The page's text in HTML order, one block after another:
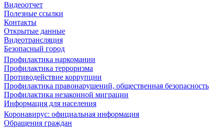
Видеоотчет
Полезные ссылки
Контакты
Открытые данные
Видеотрансляция
Безопасный город
Профилактика наркомании
Профилактика терроризма
Противодействие коррупции
Профилактика правонарушений, общественная безопасность
Профилактика незаконной миграции
Информация для населения
Коронавирус: официальная информация
Обращения граждан